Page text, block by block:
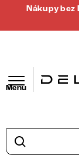
Nákupy bez
Menu